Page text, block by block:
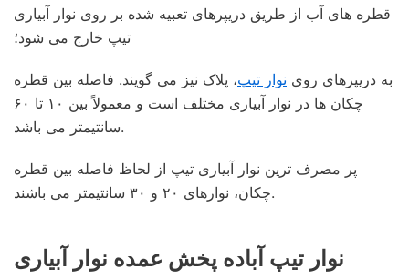
قطره های آب از طریق دریپرهای تعبیه شده بر روی نوار آبیاری
تیپ خارج می شود؛
به دریپرهای روی نوار تیپ، پلاک نیز می گویند. فاصله بین قطره
چکان ها در نوار آبیاری مختلف است و معمولاً بین ۱۰ تا ۶۰
سانتیمتر می باشد.
پر مصرف ترین نوار آبیاری تیپ از لحاظ فاصله بین قطره
چکان، نوارهای ۲۰ و ۳۰ سانتیمتر می باشند.
نوار تیپ آباده پخش عمده نوار آبیاری